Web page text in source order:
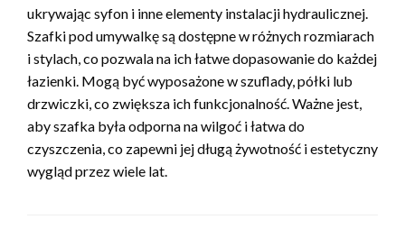
ukrywając syfon i inne elementy instalacji hydraulicznej.
Szafki pod umywalkę są dostępne w różnych rozmiarach
i stylach, co pozwala na ich łatwe dopasowanie do każdej
łazienki. Mogą być wyposażone w szuflady, półki lub
drzwiczki, co zwiększa ich funkcjonalność. Ważne jest,
aby szafka była odporna na wilgoć i łatwa do
czyszczenia, co zapewni jej długą żywotność i estetyczny
wygląd przez wiele lat.